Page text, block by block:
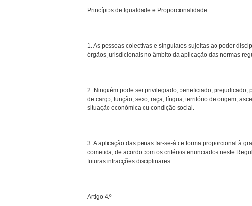
Princípios de Igualdade e Proporcionalidade
1. As pessoas colectivas e singulares sujeitas ao poder
órgãos jurisdicionais no âmbito da aplicação das normas
2. Ninguém pode ser privilegiado, beneficiado,
de cargo, função, sexo, raça, língua, território de origem,
situação económica ou condição social.
3. A aplicação das penas far-se-á de forma proporcional à
cometida, de acordo com os critérios enunciados neste
futuras infracções disciplinares.
Artigo 4.º